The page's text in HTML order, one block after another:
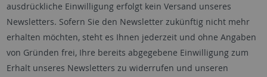
ausdrückliche Einwilligung erfolgt kein Versand unseres
Newsletters. Sofern Sie den Newsletter zukünftig nicht mehr
erhalten möchten, steht es Ihnen jederzeit und ohne Angaben
von Gründen frei, Ihre bereits abgegebene Einwilligung zum
Erhalt unseres Newsletters zu widerrufen und unseren